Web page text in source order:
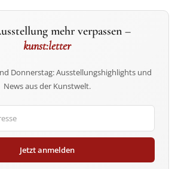
mehr verpassen –
kunst:letter
Donnerstag: Ausstellungshighlights und
News aus der Kunstwelt.
Jetzt anmelden